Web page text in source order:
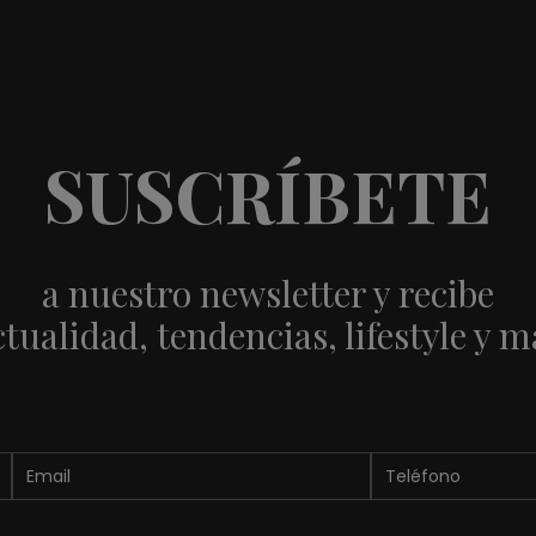
SUSCRÍBETE
a nuestro newsletter y recibe
tendencias, lifestyle y